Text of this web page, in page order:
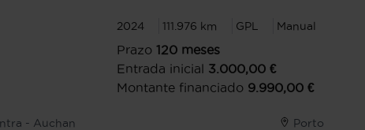
- Auchan
2024 111.976 km GPL Manual
Prazo 120 meses
Entrada inicial 3.000,00 €
Montante financiado 9.990,00 €
Porto